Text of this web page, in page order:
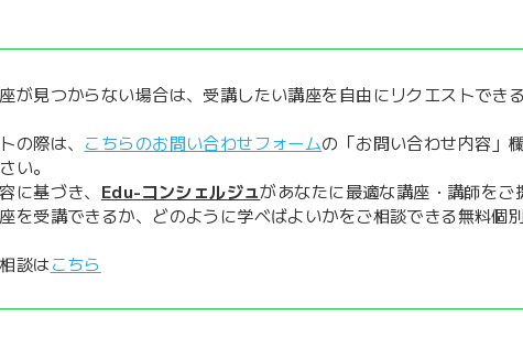
が見つからない場合は、受講したい講座を自由にリクエストでき
の際は、 こちらのお問い合わせフォームの「お問い合わせ内容」
い。
に基づき、 Edu-コンシェルジュがあなたに最適な講座・講師をご
を受講できるか、どのように学べばよいかをご相談できる無料個
談はこちら